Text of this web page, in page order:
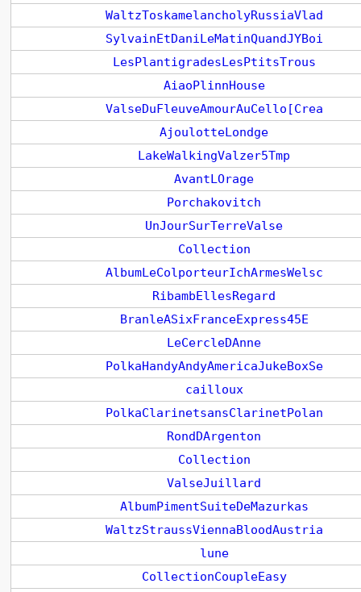
WaltzToskamelancholyRussiaVlad
SylvainEtDaniLeMatinQuandJYBoi
LesPlantigradesLesPtitsTrous
AiaoPlinnHouse
ValseDuFleuveAmourAuCello[Crea
AjoulotteLondge
LakeWalkingValzer5Tmp
AvantLOrage
Porchakovitch
UnJourSurTerreValse
Collection
AlbumLeColporteurIchArmesWelsc
RibambEllesRegard
BranleASixFranceExpress45E
LeCercleDAnne
PolkaHandyAndyAmericaJukeBoxSe
cailloux
PolkaClarinetsansClarinetPolan
RondDArgenton
Collection
ValseJuillard
AlbumPimentSuiteDeMazurkas
WaltzStraussViennaBloodAustria
lune
CollectionCoupleEasy